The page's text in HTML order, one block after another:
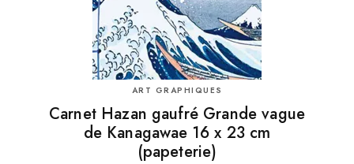
ART GRAPHIQUES
Carnet Hazan gaufré Grande vague
de Kanagawae 16 x 23 cm
(papeterie)